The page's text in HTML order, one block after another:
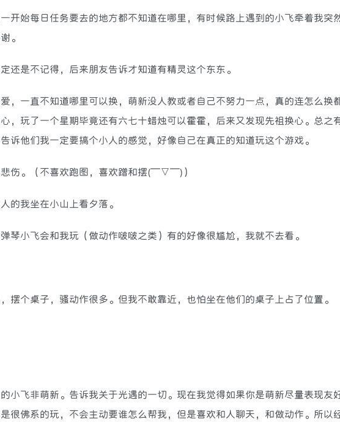
开始每日任务要去的地方都不知道在哪里，有时候路上遇到的小飞牵着我突
。
还是不记得，后来朋友告诉才知道有精灵这个东东。
，一直不知道哪里可以换，萌新没人教或者自己不努力一点，真的连怎么换
，玩了一个星期毕竟还有六七十蜡烛可以霍霍，后来又发现先祖换心。总之
诉他们我一定要搞个小人的感觉，好像自己在真正的知道玩这个游戏。
伤。（不喜欢跑图，喜欢蹭和摆(￣▽￣)）
的我坐在小山上看夕落。
琴小飞会和我玩（做动作啵啵之类）有的好像很尴尬，我就不去看。
摆个桌子，骚动作很多。但我不敢靠近，也怕坐在他们的桌子上占了位置。
小飞非萌新。告诉我关于光遇的一切。现在我觉得如果你是萌新尽量表现友
很佛系的玩，不会主动要谁怎么帮我，但是喜欢和人聊天，和做动作。所以